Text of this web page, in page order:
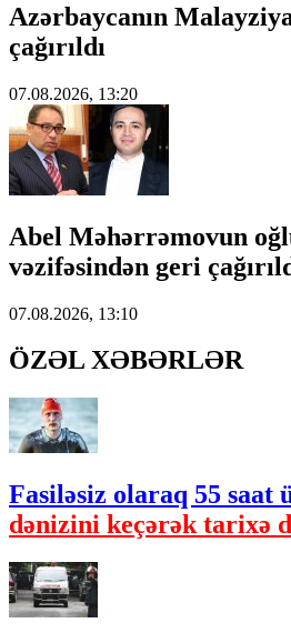
Azərbaycanın
çağırıldı
07.08.2026, 13:20
Abel Məhərrəmovun
vəzifəsindən geri
07.08.2026, 13:10
ÖZƏL XƏBƏRLƏR
Fasiləsiz olaraq 55 saat
dənizini keçərək tarixə